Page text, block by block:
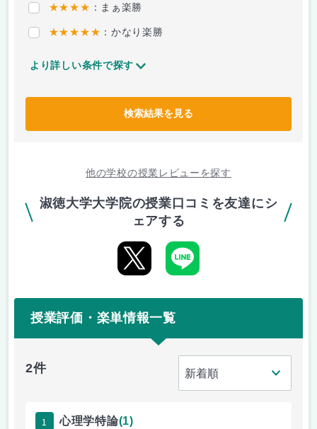
★★★★ ：まぁ楽勝
★★★★★ ：かなり楽勝
より詳しい条件で探す
検索結果を見る
他の学校の授業レビューを探す
淑徳大学大学院の授業口コミを友達にシ
ェアする
授業評価・楽単情報一覧
2件
1 心理学特論(1)